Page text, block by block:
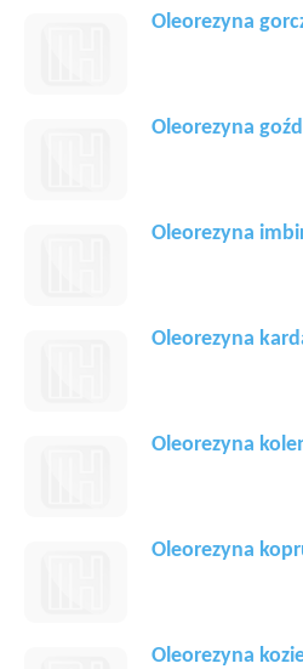
Oleorezyna
Oleorezyna
Oleorezyna
Oleorezyna
Oleorezyna
Oleorezyna
Oleorezyna